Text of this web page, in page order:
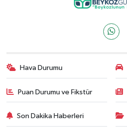
Hava Durumu
Puan Durumu ve Fikstür
Son Dakika Haberleri